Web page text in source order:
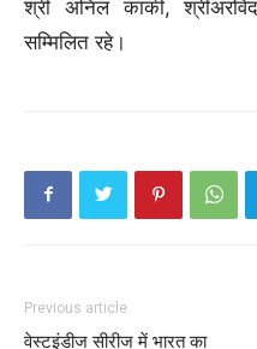
श्री अनिल कार्की,
सम्मिलित रहे।
Previous article
वेस्टइंडीज सीरीज में भारत का